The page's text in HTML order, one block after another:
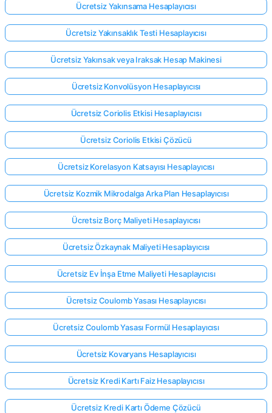
Ücretsiz Yakınsama Hesaplayıcısı
Ücretsiz Yakınsaklık Testi Hesaplayıcısı
Ücretsiz Yakınsak veya Iraksak Hesap Makinesi
Ücretsiz Konvolüsyon Hesaplayıcısı
Ücretsiz Coriolis Etkisi Hesaplayıcısı
Ücretsiz Coriolis Etkisi Çözücü
Ücretsiz Korelasyon Katsayısı Hesaplayıcısı
Ücretsiz Kozmik Mikrodalga Arka Plan Hesaplayıcısı
Ücretsiz Borç Maliyeti Hesaplayıcısı
Ücretsiz Özkaynak Maliyeti Hesaplayıcısı
Ücretsiz Ev İnşa Etme Maliyeti Hesaplayıcısı
Ücretsiz Coulomb Yasası Hesaplayıcısı
Ücretsiz Coulomb Yasası Formül Hesaplayıcısı
Ücretsiz Kovaryans Hesaplayıcısı
Ücretsiz Kredi Kartı Faiz Hesaplayıcısı
Ücretsiz Kredi Kartı Ödeme Çözücü